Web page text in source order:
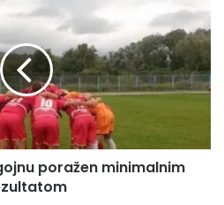
poražen minimalnim